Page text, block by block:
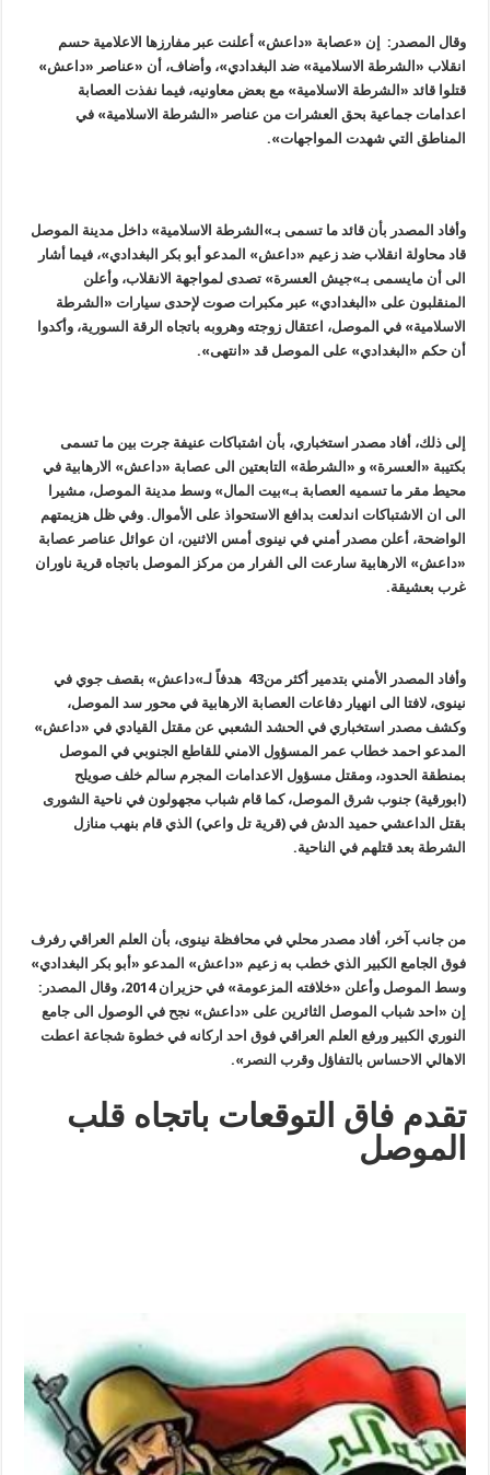
وقال المصدر: إن «عصابة «داعش» أعلنت عبر مفارزها الاعلامية حسم
انقلاب «الشرطة الاسلامية» ضد البغدادي»، وأضاف، أن «عناصر «داعش»
قتلوا قائد «الشرطة الاسلامية» مع بعض معاونيه، فيما نفذت العصابة
اعدامات جماعية بحق العشرات من عناصر «الشرطة الاسلامية» في
المناطق التي شهدت المواجهات».
وأفاد المصدر بأن قائد ما تسمى بـ»الشرطة الاسلامية» داخل مدينة الموصل
قاد محاولة انقلاب ضد زعيم «داعش» المدعو أبو بكر البغدادي»، فيما أشار
الى أن مايسمى بـ»جيش العسرة» تصدى لمواجهة الانقلاب، وأعلن
المنقلبون على «البغدادي» عبر مكبرات صوت لإحدى سيارات «الشرطة
الاسلامية» في الموصل، اعتقال زوجته وهروبه باتجاه الرقة السورية، وأكدوا
أن حكم «البغدادي» على الموصل قد «انتهى».
إلى ذلك، أفاد مصدر استخباري، بأن اشتباكات عنيفة جرت بين ما تسمى
بكتيبة «العسرة» و «الشرطة» التابعتين الى عصابة «داعش» الارهابية في
محيط مقر ما تسميه العصابة بـ»بيت المال» وسط مدينة الموصل، مشيرا
الى ان الاشتباكات اندلعت بدافع الاستحواذ على الأموال. وفي ظل هزيمتهم
الواضحة، أعلن مصدر أمني في نينوى أمس الاثنين، ان عوائل عناصر عصابة
«داعش» الارهابية سارعت الى الفرار من مركز الموصل باتجاه قرية ناوران
غرب بعشيقة.
وأفاد المصدر الأمني بتدمير أكثر من43 هدفاً لـ»داعش» بقصف جوي في
نينوى، لافتا الى انهيار دفاعات العصابة الارهابية في محور سد الموصل،
وكشف مصدر استخباري في الحشد الشعبي عن مقتل القيادي في «داعش»
المدعو احمد خطاب عمر المسؤول الامني للقاطع الجنوبي في الموصل
بمنطقة الحدود، ومقتل مسؤول الاعدامات المجرم سالم خلف صويلح
(ابورقية) جنوب شرق الموصل، كما قام شباب مجهولون في ناحية الشورى
بقتل الداعشي حميد الدش في (قرية تل واعي) الذي قام بنهب منازل
الشرطة بعد قتلهم في الناحية.
من جانب آخر، أفاد مصدر محلي في محافظة نينوى، بأن العلم العراقي رفرف
فوق الجامع الكبير الذي خطب به زعيم «داعش» المدعو «أبو بكر البغدادي»
وسط الموصل وأعلن «خلافته المزعومة» في حزيران 2014، وقال المصدر:
إن «احد شباب الموصل الثائرين على «داعش» نجح في الوصول الى جامع
النوري الكبير ورفع العلم العراقي فوق احد اركانه في خطوة شجاعة اعطت
الاهالي الاحساس بالتفاؤل وقرب النصر».
تقدم فاق التوقعات باتجاه قلب
الموصل